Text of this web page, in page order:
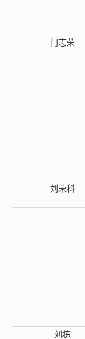
门志荣
刘荣科
刘栋